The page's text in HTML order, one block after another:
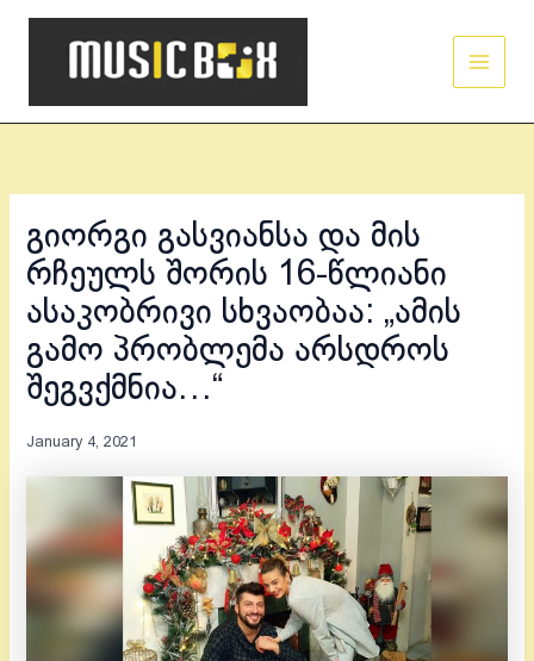
Skip
გიორგი გასვიანსა და მის
რჩეულს შორის 16-წლიანი
ასაკობრივი სხვაობაა: „ამის
გამო პრობლემა არსდროს
შეგვქმნია…“
January 4, 2021